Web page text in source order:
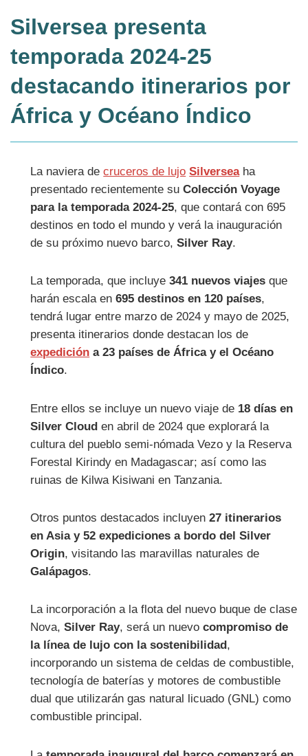
Silversea presenta
temporada 2024-25
destacando itinerarios por
África y Océano Índico
La naviera decruceros de lujo Silverseaha
presentado recientemente suColección Voyage
para la temporada 2024-25, que contará con 695
destinos en todo el mundo y verá la inauguración
de su próximo nuevo barco, Silver Ray.
La temporada, que incluye341 nuevos viajes que
harán escala en 695 destinos en 120 países,
tendrá lugar entre marzo de 2024 y mayo de 2025,
presenta itinerarios donde destacan los de
expedición a 23 países de África y el Océano
Índico.
Entre ellos se incluye un nuevo viaje de 18 días en
Silver Cloud en abril de 2024 que explorará la
cultura del pueblo semi-nómada Vezo y la Reserva
Forestal Kirindy en Madagascar; así como las
ruinas de Kilwa Kisiwani en Tanzania.
Otros puntos destacados incluyen27 itinerarios
en Asia y 52 expediciones a bordo del Silver
Origin, visitando las maravillas naturales de
Galápagos.
La incorporación a la flota del nuevo buque de clase
Nova,Silver Ray, será un nuevocompromiso de
la línea de lujo con la sostenibilidad ,
incorporando un sistema de celdas de combustible,
tecnología de baterías y motores de combustible
dual que utilizarán gas natural licuado (GNL) como
combustible principal.